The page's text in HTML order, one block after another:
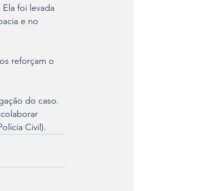
foi levada
e no
reforçam o
do caso.
Civil).